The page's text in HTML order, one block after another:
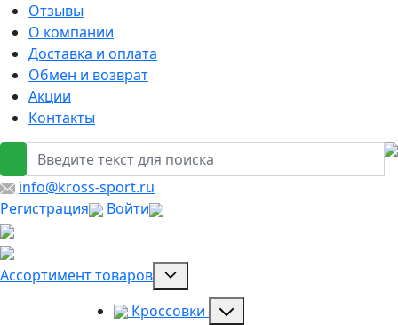
Отзывы
О компании
Доставка и оплата
Обмен и возврат
Акции
Контакты
info@kross-sport.ru
Регистрация
Войти
Ассортимент товаров
Кроссовки